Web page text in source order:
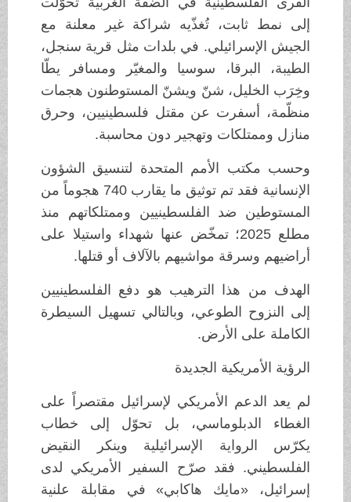
إلى نمط ثابت، تُغذّيه شراكة غير معلنة مع
الجيش الإسرائيلي. في بلدات مثل قرية سنجل،
الطيبة، البرقا، سوسيا والمغيّر ومسافر يطّا
وخِرَب الخليل، شنّ ويشنّ المستوطنون هجمات
منظّمة، أسفرت عن مقتل فلسطينيين، وحرق
منازل وممتلكات وتهجير دون محاسبة.
وحسب مكتب الأمم المتحدة لتنسيق الشؤون
الإنسانية فقد تم توثيق ما يقارب 740 هجوماً من
المستوطين ضد الفلسطينيين وممتلكاتهم منذ
مطلع 2025؛ تمخّض عنها شهداء واستيلا على
أراضيهم وسرقة مواشيهم بالآلاف أو قتلها.
الهدف من هذا الترهيب هو دفع الفلسطينيين
إلى النزوح الطوعي، وبالتالي تسهيل السيطرة
الكاملة على الأرض.
الرؤية الأمريكية الجديدة
لم يعد الدعم الأمريكي لإسرائيل مقتصراً على
الغطاء الدبلوماسي، بل تحوّل إلى خطاب
يكرّس الرواية الإسرائيلية وينكر النقيض
الفلسطيني. فقد صرّح السفير الأمريكي لدى
إسرائيل، «مايك هاكابي» في مقابلة علنية